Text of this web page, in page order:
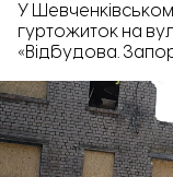
У
гуртожиток на
«Відбудова.